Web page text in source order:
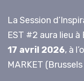
La Session
EST #2 aura lieu
17 avril 2026, à
MARKET